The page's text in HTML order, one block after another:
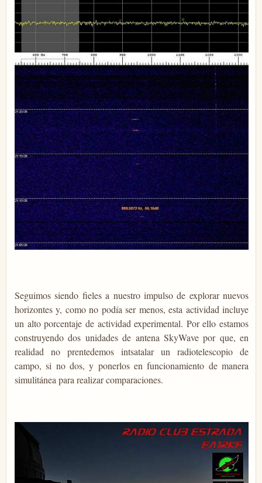
Seguimos siendo fieles a nuestro impulso de explorar nuevos
horizontes y, como no podía ser menos, esta actividad incluye
un alto porcentaje de actividad experimental. Por ello estamos
construyendo dos unidades de antena SkyWave por que, en
realidad no prentedemos intsatalar un radiotelescopio de
campo, si no dos, y ponerlos en funcionamiento de manera
simulitánea para realizar comparaciones.